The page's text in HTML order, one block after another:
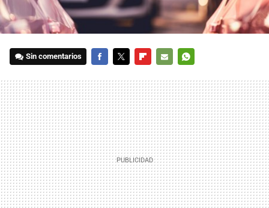
Sin comentarios
MAIL